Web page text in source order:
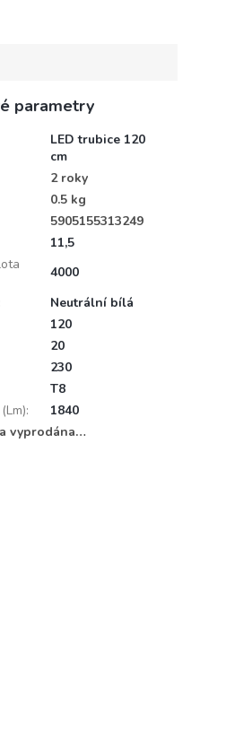
parametry
LED trubice 120
cm
2 roky
0.5 kg
5905155313249
11,5
4000
Neutrální bílá
120
20
230
T8
:
1840
vyprodána…